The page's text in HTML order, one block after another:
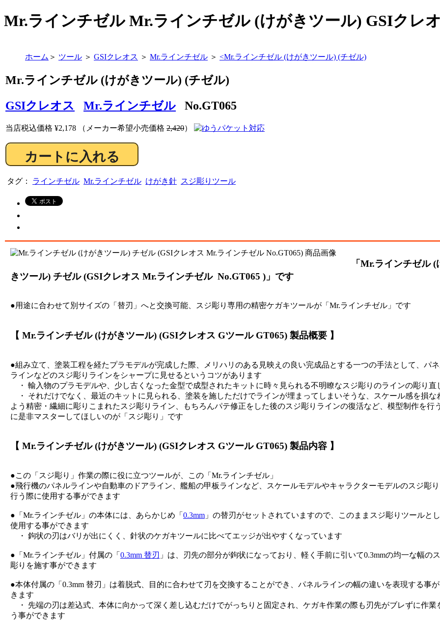
Mr.ラインチゼル Mr.ラインチゼル (けがきツール) GSIクレ
ホーム ＞ ツール ＞ GSIクレオス ＞ Mr.ラインチゼル ＞ <Mr.ラインチゼル (けがきツール) (チゼル)
Mr.ラインチゼル (けがきツール) (チゼル)
GSIクレオス
Mr.ラインチゼル No.GT065
当店税込価格 ¥2,178 （メーカー希望小売価格 2,420）
タグ： ラインチゼル Mr.ラインチゼル けがき針 スジ彫りツール
「Mr.ラインチゼル (
きツール) チゼル (GSIクレオス Mr.ラインチゼル No.GT065 )」です
●用途に合わせて別サイズの「替刃」へと交換可能、スジ彫り専用の精密ケガキツールが「Mr.ラインチゼル」です
【 Mr.ラインチゼル (けがきツール) (GSIクレオス Gツール GT065) 製品概要 】
●組み立て、塗装工程を経たプラモデルが完成した際、メリハリのある見映えの良い完成品とする一つの手法として、パ
ラインなどのスジ彫りラインをシャープに見せるというコツがあります
・ 輸入物のプラモデルや、少し古くなった金型で成型されたキットに時々見られる不明瞭なスジ彫りのラインの彫り直
・ それだけでなく、最近のキットに見られる、塗装を施しただけでラインが埋まってしまいそうな、スケール感を損な
よう精密・繊細に彫りこまれたスジ彫りライン、もちろんパテ修正をした後のスジ彫りラインの復活など、模型制作を行
に是非マスターしてほしいのが「スジ彫り」です
【 Mr.ラインチゼル (けがきツール) (GSIクレオス Gツール GT065) 製品内容 】
●この「スジ彫り」作業の際に役に立つツールが、この「Mr.ラインチゼル」
●飛行機のパネルラインや自動車のドアライン、艦船の甲板ラインなど、スケールモデルやキャラクターモデルのスジ彫
行う際に使用する事ができます
●「Mr.ラインチゼル」の本体には、あらかじめ「 0.3mm 」の替刃がセットされていますので、このままスジ彫りツールと
使用する事ができます
・ 鉤状の刃はバリが出にくく、針状のケガキツールに比べてエッジが出やすくなっています
●「Mr.ラインチゼル」付属の「 0.3mm 替刃 」は、刃先の部分が鉤状になっており、軽く手前に引いて0.3mmの均一な幅の
彫りを施す事ができます
●本体付属の「0.3mm 替刃」は着脱式、目的に合わせて刃を交換することができ、パネルラインの幅の違いを表現する事
きます
・ 先端の刃は差込式、本体に向かって深く差し込むだけでがっちりと固定され、ケガキ作業の際も刃先がブレずに作業
う事ができます